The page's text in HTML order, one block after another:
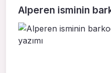
Alperen isminin